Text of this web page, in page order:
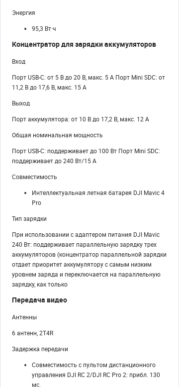
Энергия
95,3 Вт·ч
Концентратор для зарядки аккумуляторов
Вход
Порт USB-C: от 5 В до 20 В, макс. 5 А Порт Mini SDC: от
11,2 В до 17,6 В, макс. 15 А
Выход
Порт аккумулятора: от 10 В до 17,2 В, макс. 12 А
Общая номинальная мощность
Порт USB-C: поддерживает до 100 Вт Порт Mini SDC:
поддерживает до 240 Вт/15 А
Совместимость
Интеллектуальная летная батарея DJI Mavic 4
Pro
Тип зарядки
При использовании с адаптером питания DJI Mavic
240 Вт: поддерживает параллельную зарядку трех
аккумуляторов (концентратор параллельной зарядки
отдает приоритет аккумулятору с самым низким
уровнем заряда и переключается на параллельную
зарядку, как только
Передача видео
Антенны
6 антенн, 2T4R
Задержка передачи
Совместимость с пультом дистанционного
управления DJI RC 2/DJI RC Pro 2: прибл. 130
мс.